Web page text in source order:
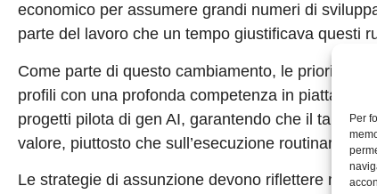
Per
economico per assumere grandi numeri di
parte del lavoro che un tempo giustificava questi
Come parte di questo cambiamento, le priorità di
profili con una profonda competenza in
progetti pilota di gen AI, garantendo che il talento
valore, piuttosto che sull’esecuzione routinaria.
Le strategie di assunzione devono riflettere non